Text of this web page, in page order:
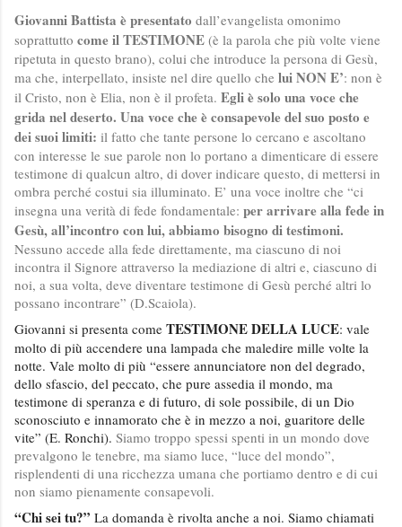
Giovanni Battista è presentato dall’evangelista omonimo
soprattutto come il TESTIMONE (è la parola che più volte viene
ripetuta in questo brano), colui che introduce la persona di Gesù,
ma che, interpellato, insiste nel dire quello che lui NON E’: non è
il Cristo, non è Elia, non è il profeta. Egli è solo una voce che
grida nel deserto. Una voce che è consapevole del suo posto e
dei suoi limiti: il fatto che tante persone lo cercano e ascoltano
con interesse le sue parole non lo portano a dimenticare di essere
testimone di qualcun altro, di dover indicare questo, di mettersi in
ombra perché costui sia illuminato. E’ una voce inoltre che “ci
insegna una verità di fede fondamentale: per arrivare alla fede in
Gesù, all’incontro con lui, abbiamo bisogno di testimoni.
Nessuno accede alla fede direttamente, ma ciascuno di noi
incontra il Signore attraverso la mediazione di altri e, ciascuno di
noi, a sua volta, deve diventare testimone di Gesù perché altri lo
possano incontrare” (D.Scaiola).
Giovanni si presenta come TESTIMONE DELLA LUCE: vale
molto di più accendere una lampada che maledire mille volte la
notte. Vale molto di più “essere annunciatore non del degrado,
dello sfascio, del peccato, che pure assedia il mondo, ma
testimone di speranza e di futuro, di sole possibile, di un Dio
sconosciuto e innamorato che è in mezzo a noi, guaritore delle
vite” (E. Ronchi). Siamo troppo spessi spenti in un mondo dove
prevalgono le tenebre, ma siamo luce, “luce del mondo”,
risplendenti di una ricchezza umana che portiamo dentro e di cui
non siamo pienamente consapevoli.
“Chi sei tu?” La domanda è rivolta anche a noi. Siamo chiamati